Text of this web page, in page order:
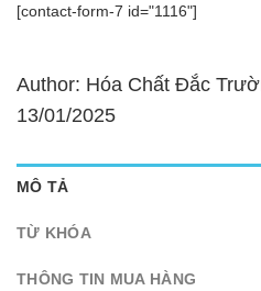
[contact-form-7 id="1116"]
Author: Hóa Chất Đắc
13/01/2025
MÔ TẢ
TỪ KHÓA
THÔNG TIN MUA HÀNG